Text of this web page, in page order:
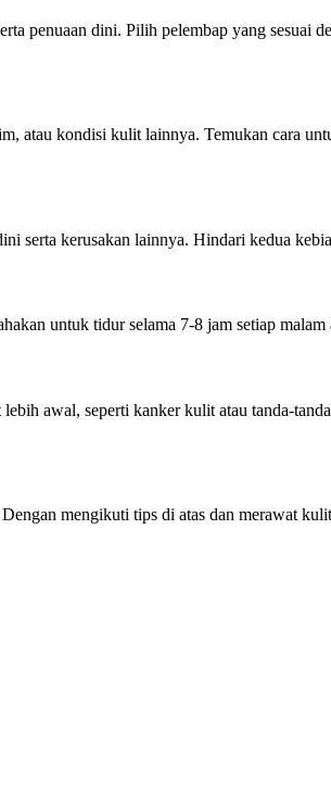
penuaan dini. Pilih pelembap yang sesuai
atau kondisi kulit lainnya. Temukan cara
serta kerusakan lainnya. Hindari kedua
untuk tidur selama 7-8 jam setiap malam
awal, seperti kanker kulit atau tanda-
mengikuti tips di atas dan merawat